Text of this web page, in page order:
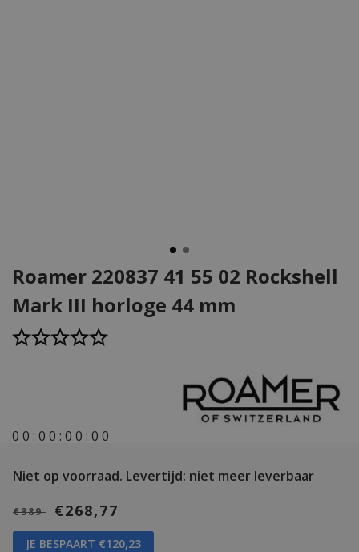
Roamer 220837 41 55 02 Rockshell
Mark III horloge 44 mm
0 0 : 0 0 : 0 0 : 0 0
Niet op voorraad. Levertijd: niet meer leverbaar
€389 €268,77
JE BESPAART €120,23